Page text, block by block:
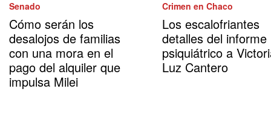
Senado
Cómo serán los
desalojos de familias
con una mora en el
pago del alquiler que
impulsa Milei
Crimen en Chaco
Los escalofriantes
detalles del informe
psiquiátrico a
Luz Cantero